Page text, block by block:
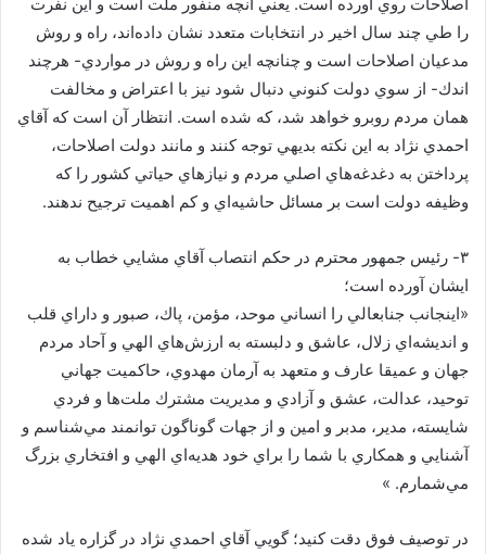
را طي چند سال اخير در انتخابات متعدد نشان داده‌اند، راه و روش
مدعيان اصلاحات است و چنانچه اين راه و روش در مواردي- هرچند
اندك- از سوي دولت كنوني دنبال شود نيز با اعتراض و مخالفت
همان مردم روبرو خواهد شد، كه شده است. انتظار آن است كه آقاي
احمدي نژاد به اين نكته بديهي توجه كنند و مانند دولت اصلاحات،
پرداختن به دغدغه‌هاي اصلي مردم و نيازهاي حياتي كشور را كه
وظيفه دولت است بر مسائل حاشيه‌اي و كم اهميت ترجيح ندهند.
۳- رئيس جمهور محترم در حكم انتصاب آقاي مشايي خطاب به
ايشان آورده است؛
«اينجانب جنابعالي را انساني موحد، مؤمن، پاك، صبور و داراي قلب
و انديشه‌اي زلال، عاشق و دلبسته به ارزش‌هاي الهي و آحاد مردم
جهان و عميقا عارف و متعهد به آرمان مهدوي، حاكميت جهاني
توحيد، عدالت، عشق و آزادي و مديريت مشترك ملت‌ها و فردي
شايسته، مدير، مدبر و امين و از جهات گوناگون توانمند مي‌شناسم و
آشنايي و همكاري با شما را براي خود هديه‌اي الهي و افتخاري بزرگ
مي‌شمارم. »
در توصيف فوق دقت كنيد؛ گويي آقاي احمدي نژاد در گزاره ياد شده